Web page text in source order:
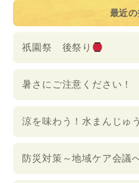
最近
祇園祭 後祭り
暑さにご注意ください！
涼を味わう！水まんじゅ
防災対策～地域ケア会議